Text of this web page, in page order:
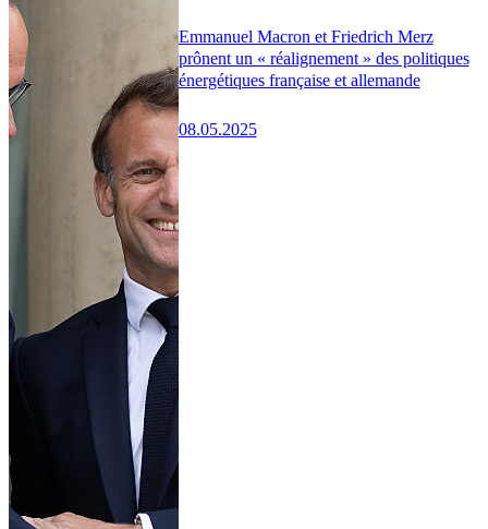
Emmanuel Macron et Friedrich Merz
prônent un « réalignement » des politiques
énergétiques française et allemande
08.05.2025